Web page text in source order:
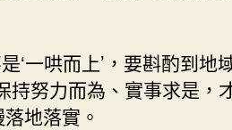
‘一哄而上’，要斟酌到地
持努力而為、實事求是，
地落實。